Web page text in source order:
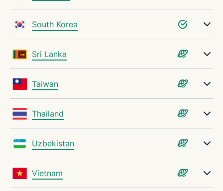
South Korea
Sri Lanka
Taiwan
Thailand
Uzbekistan
Vietnam